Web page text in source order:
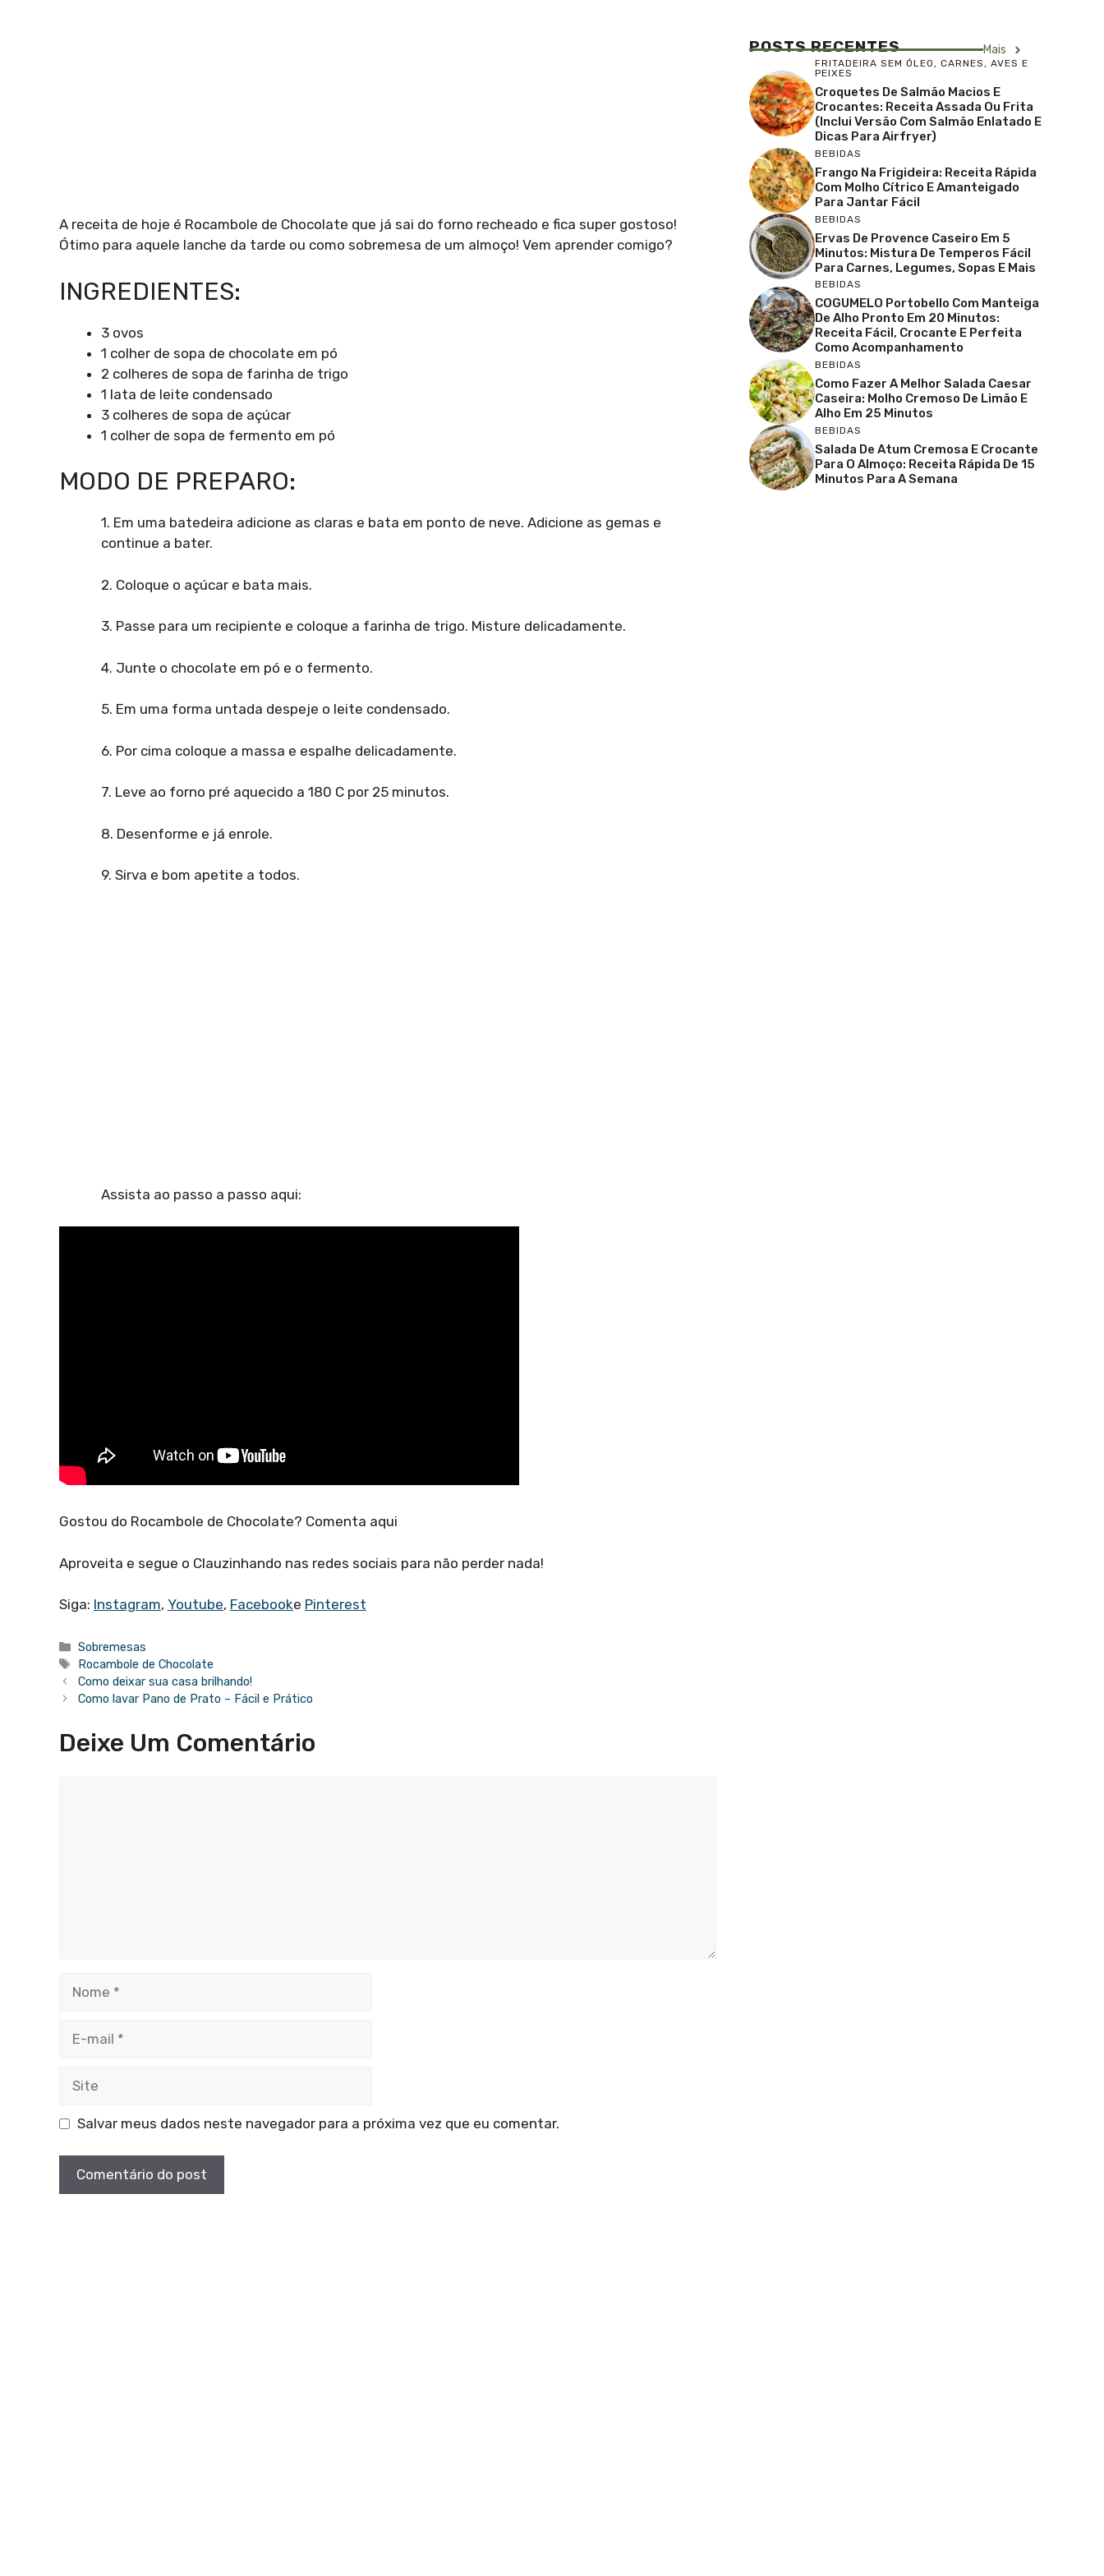
A receita de hoje é Rocambole de Chocolate que já sai do forno recheado e fica super gostoso!
Ótimo para aquele lanche da tarde ou como sobremesa de um almoço! Vem aprender comigo?
INGREDIENTES:
3 ovos
1 colher de sopa de chocolate em pó
2 colheres de sopa de farinha de trigo
1 lata de leite condensado
3 colheres de sopa de açúcar
1 colher de sopa de fermento em pó
MODO DE PREPARO:
1. Em uma batedeira adicione as claras e bata em ponto de neve. Adicione as gemas e
continue a bater.
2. Coloque o açúcar e bata mais.
3. Passe para um recipiente e coloque a farinha de trigo. Misture delicadamente.
4. Junte o chocolate em pó e o fermento.
5. Em uma forma untada despeje o leite condensado.
6. Por cima coloque a massa e espalhe delicadamente.
7. Leve ao forno pré aquecido a 180 C por 25 minutos.
8. Desenforme e já enrole.
9. Sirva e bom apetite a todos.
Assista ao passo a passo aqui:
Gostou do Rocambole de Chocolate? Comenta aqui
Aproveita e segue o Clauzinhando nas redes sociais para não perder nada!
Siga: Instagram, Youtube, Facebooke Pinterest
Categorias
Sobremesas
Tags
Rocambole de Chocolate
Como deixar sua casa brilhando!
Como lavar Pano de Prato – Fácil e Prático
Deixe Um Comentário
Salvar meus dados neste navegador para a próxima vez que eu comentar.
POSTS RECENTES Mais
FRITADEIRA SEM ÓLEO, CARNES, AVES E
PEIXES
Croquetes De Salmão Macios E
Crocantes: Receita Assada Ou Frita
(inclui Versão Com Salmão Enlatado E
Dicas Para Airfryer)
BEBIDAS
Frango Na Frigideira: Receita Rápida
Com Molho Cítrico E Amanteigado
Para Jantar Fácil
BEBIDAS
Ervas De Provence Caseiro Em 5
Minutos: Mistura De Temperos Fácil
Para Carnes, Legumes, Sopas E Mais
BEBIDAS
COGUMELO Portobello Com Manteiga
De Alho Pronto Em 20 Minutos:
Receita Fácil, Crocante E Perfeita
Como Acompanhamento
BEBIDAS
Como Fazer A Melhor Salada Caesar
Caseira: Molho Cremoso De Limão E
Alho Em 25 Minutos
BEBIDAS
Salada De Atum Cremosa E Crocante
Para O Almoço: Receita Rápida De 15
Minutos Para A Semana